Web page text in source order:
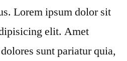
Lorem ipsum dolor sit
elit. Amet
sunt pariatur quia,